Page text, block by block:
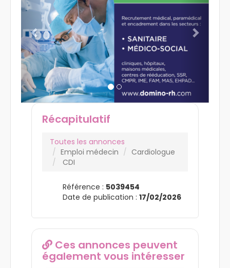
Récapitulatif
Toutes les annonces
Emploi médecin
Cardiologue
CDI
Référence : 5039454
Date de publication : 17/02/2026
Ces annonces peuvent
également vous intéresser